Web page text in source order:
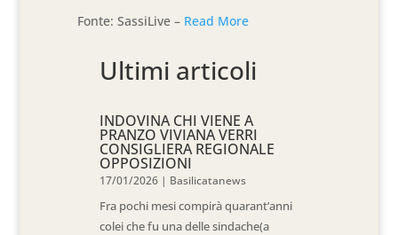
Fonte: SassiLive – Read More
Ultimi articoli
INDOVINA CHI VIENE A
PRANZO VIVIANA VERRI
CONSIGLIERA REGIONALE
OPPOSIZIONI
17/01/2026 | Basilicatanews
Fra pochi mesi compirà quarant’anni
colei che fu una delle sindache(a